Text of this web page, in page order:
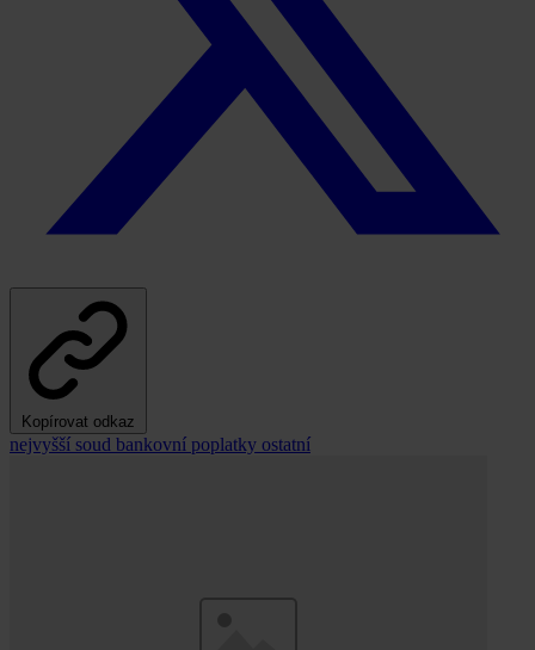
Kopírovat odkaz
nejvyšší soud bankovní poplatky ostatní